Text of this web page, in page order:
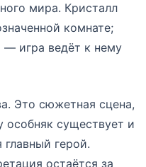
мира. Кристалл
комнате;
— игра ведёт к нему
Это сюжетная сцена,
особняк существует и
герой.
остаётся за